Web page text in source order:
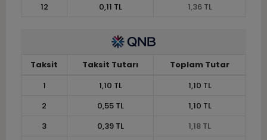
12
0,11 TL 1,36 TL
Taksit Taksit Tutarı
Toplam Tutar
1
1,10 TL
1,10 TL
2
0,55 TL
1,10 TL
3
0,39 TL
1,18 TL